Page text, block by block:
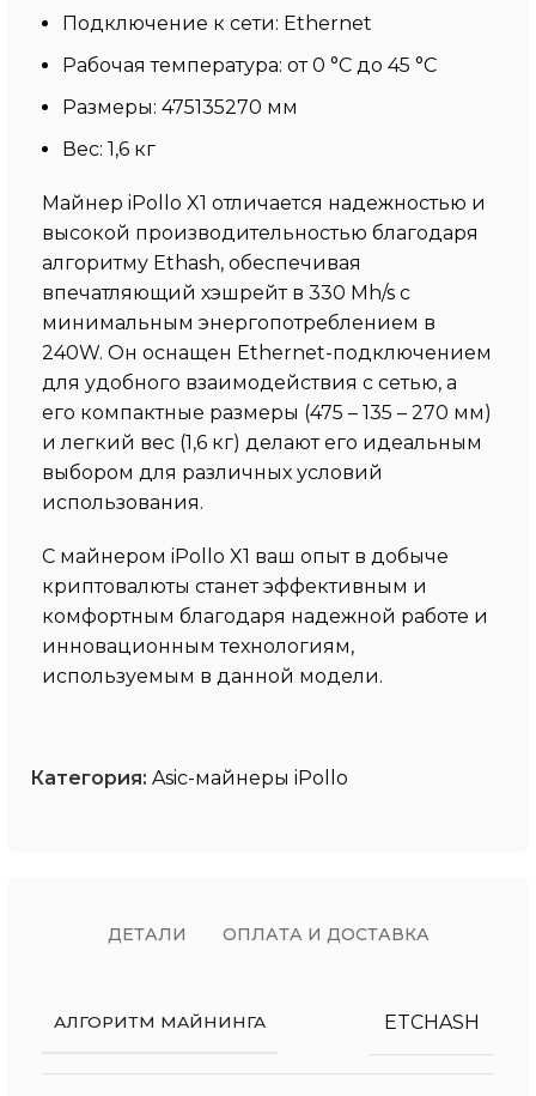
Подключение к сети: Ethernet
Рабочая температура: от 0 °C до 45 °C
Размеры: 475135270 мм
Вес: 1,6 кг
Майнер iPollo X1 отличается надежностью и
высокой производительностью благодаря
алгоритму Ethash, обеспечивая
впечатляющий хэшрейт в 330 Mh/s с
минимальным энергопотреблением в
240W. Он оснащен Ethernet-подключением
для удобного взаимодействия с сетью, а
его компактные размеры (475 – 135 – 270 мм)
и легкий вес (1,6 кг) делают его идеальным
выбором для различных условий
использования.
С майнером iPollo X1 ваш опыт в добыче
криптовалюты станет эффективным и
комфортным благодаря надежной работе и
инновационным технологиям,
используемым в данной модели.
Категория: Asic-майнеры iPollo
ДЕТАЛИ ОПЛАТА И ДОСТАВКА
АЛГОРИТМ МАЙНИНГА ETCHASH